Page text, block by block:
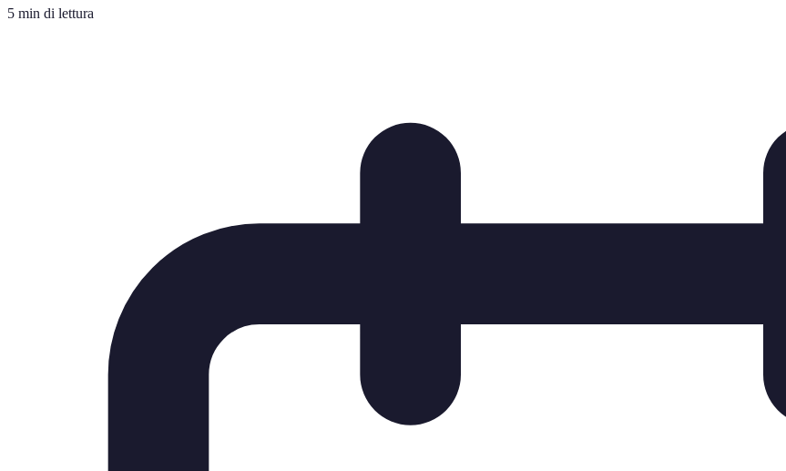
5 min di lettura